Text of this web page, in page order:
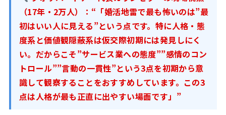
（17年・2万人）： “「婚活地雷で最も怖いのは”最
初はいい人に見える”という点です。特に人格・態
度系と価値観隠蔽系は仮交際初期には発見しにく
い。だからこそ”サービス業への態度””感情のコン
トロール””言動の一貫性”という3点を初期から意
識して観察することをおすすめしています。この3
点は人格が最も正直に出やすい場面です」”